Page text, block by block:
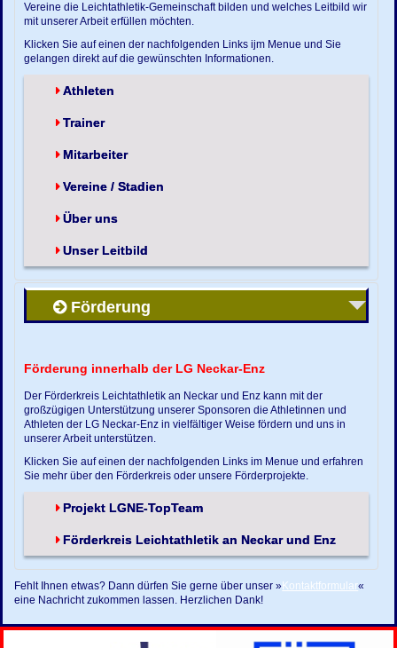
Vereine die Leichtathletik-Gemeinschaft bilden und welches Leitbild wir
mit unserer Arbeit erfüllen möchten.
Klicken Sie auf einen der nachfolgenden Links ijm Menue und Sie
gelangen direkt auf die gewünschten Informationen.
Athleten
Trainer
Mitarbeiter
Vereine / Stadien
Über uns
Unser Leitbild
Förderung
Förderung innerhalb der LG Neckar-Enz
Der Förderkreis Leichtathletik an Neckar und Enz kann mit der
großzügigen Unterstützung unserer Sponsoren die Athletinnen und
Athleten der LG Neckar-Enz in vielfältiger Weise fördern und uns in
unserer Arbeit unterstützen.
Klicken Sie auf einen der nachfolgenden Links im Menue und erfahren
Sie mehr über den Förderkreis oder unsere Förderprojekte.
Projekt LGNE-TopTeam
Förderkreis Leichtathletik an Neckar und Enz
Fehlt Ihnen etwas? Dann dürfen Sie gerne über unser »Kontaktformular«
eine Nachricht zukommen lassen. Herzlichen Dank!